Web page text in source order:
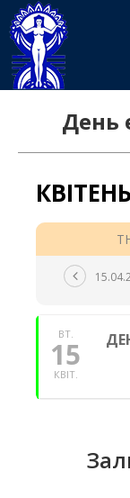
День
ВТ.
15
КВIТ.